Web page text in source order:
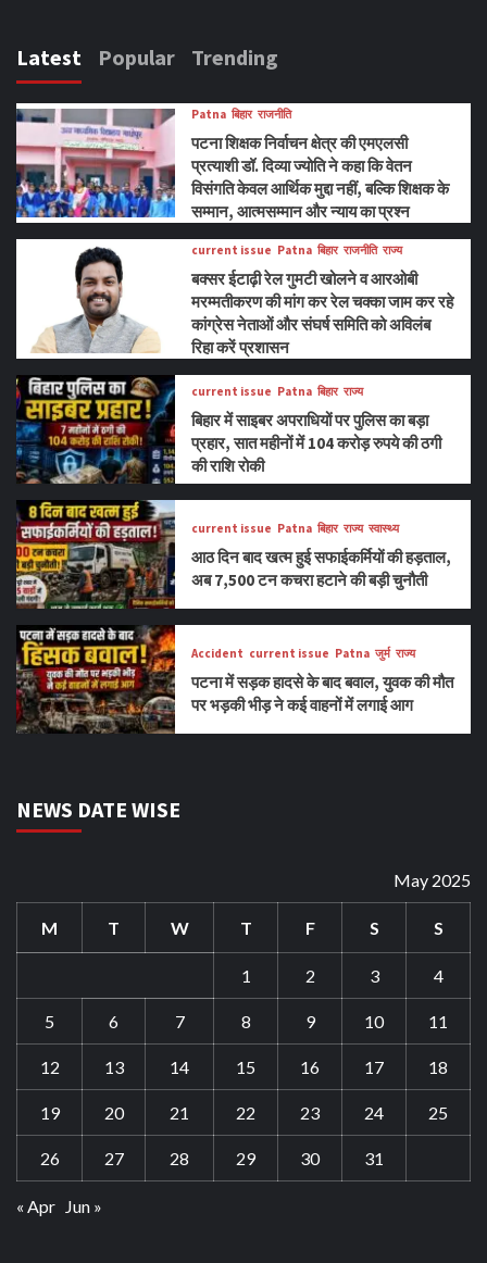
Latest Popular Trending
Patna बिहार राजनीति
पटना शिक्षक निर्वाचन क्षेत्र की एमएलसी
प्रत्याशी डॉ. दिव्या ज्योति ने कहा कि वेतन
विसंगति केवल आर्थिक मुद्दा नहीं, बल्कि शिक्षक के
सम्मान, आत्मसम्मान और न्याय का प्रश्न
current issue Patna बिहार राजनीति राज्य
बक्सर ईटाढ़ी रेल गुमटी खोलने व आरओबी
मरम्मतीकरण की मांग कर रेल चक्का जाम कर रहे
कांग्रेस नेताओं और संघर्ष समिति को अविलंब
रिहा करें प्रशासन
current issue Patna बिहार राज्य
बिहार में साइबर अपराधियों पर पुलिस का बड़ा
प्रहार, सात महीनों में 104 करोड़ रुपये की ठगी
की राशि रोकी
current issue Patna बिहार राज्य स्वास्थ्य
आठ दिन बाद खत्म हुई सफाईकर्मियों की हड़ताल,
अब 7,500 टन कचरा हटाने की बड़ी चुनौती
Accident current issue Patna जुर्म राज्य
पटना में सड़क हादसे के बाद बवाल, युवक की मौत
पर भड़की भीड़ ने कई वाहनों में लगाई आग
NEWS DATE WISE
May 2025
M T W T F S S
1 2 3 4
5 6 7 8 9 10 11
12 13 14 15 16 17 18
19 20 21 22 23 24 25
26 27 28 29 30 31
« Apr Jun »